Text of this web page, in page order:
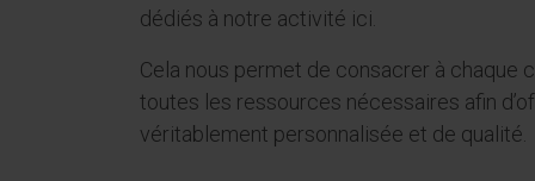
dédiés à notre activité ici.
Cela nous permet de consacrer à chaque
toutes les ressources nécessaires afin
véritablement personnalisée et de qualité.